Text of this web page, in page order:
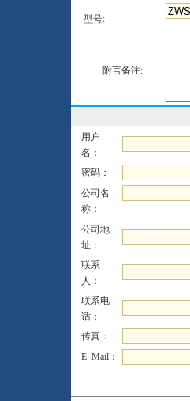
型号:
附言备注:
用户
名：
密码：
公司名
称：
公司地
址：
联系
人：
联系电
话：
传真：
E_Mail：